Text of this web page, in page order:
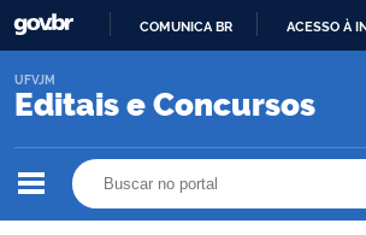
O
COMUNICA BR ACESSO À
Editais e Concursos
UFVJM